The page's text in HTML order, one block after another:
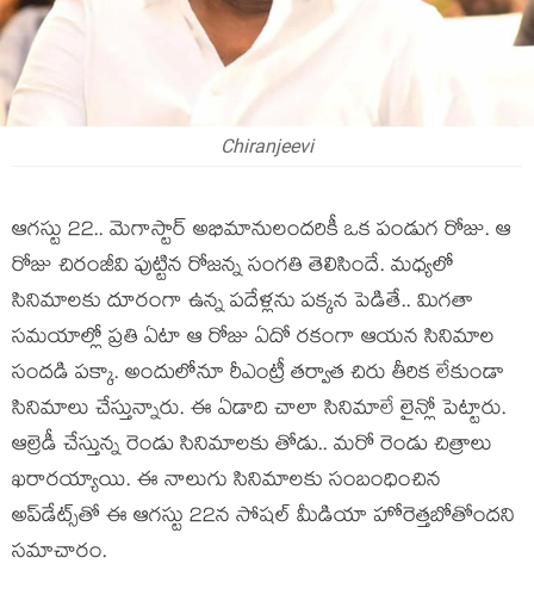
Chiranjeevi
ఆగ‌స్టు 22.. మెగాస్టార్ అభిమానులంద‌రికీ ఒక పండుగ రోజు. ఆ
రోజు చిరంజీవి పుట్టిన రోజ‌న్న సంగ‌తి తెలిసిందే. మ‌ధ్య‌లో
సినిమాల‌కు దూరంగా ఉన్న ప‌దేళ్ల‌ను ప‌క్క‌న పెడితే.. మిగ‌తా
స‌మ‌యాల్లో ప్ర‌తి ఏటా ఆ రోజు ఏదో ర‌కంగా ఆయ‌న సినిమాల
సంద‌డి ప‌క్కా. అందులోనూ రీఎంట్రీ త‌ర్వాత చిరు తీరిక లేకుండా
సినిమాలు చేస్తున్నారు. ఈ ఏడాది చాలా సినిమాలే లైన్లో పెట్టారు.
ఆల్రెడీ చేస్తున్న రెండు సినిమాల‌కు తోడు.. మ‌రో రెండు చిత్రాలు
ఖ‌రార‌య్యాయి. ఈ నాలుగు సినిమాల‌కు సంబంధించిన
అప్‌డేట్స్‌తో ఈ ఆగ‌స్టు 22న సోషల్ మీడియా హోరెత్త‌బోతోంద‌ని
స‌మాచారం.